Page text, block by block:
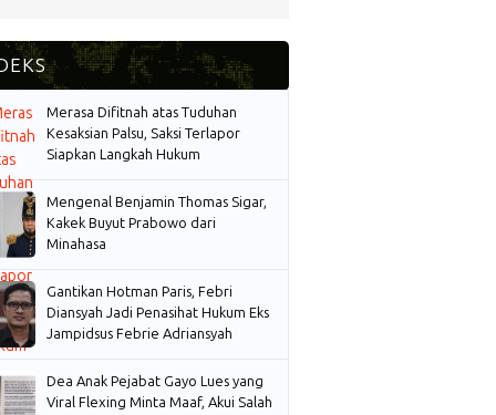
Merasa Difitnah atas Tuduhan
Kesaksian Palsu, Saksi Terlapor
Siapkan Langkah Hukum
Mengenal Benjamin Thomas Sigar,
Kakek Buyut Prabowo dari
Minahasa
Gantikan Hotman Paris, Febri
Diansyah Jadi Penasihat Hukum Eks
Jampidsus Febrie Adriansyah
Dea Anak Pejabat Gayo Lues yang
Viral Flexing Minta Maaf, Akui Salah